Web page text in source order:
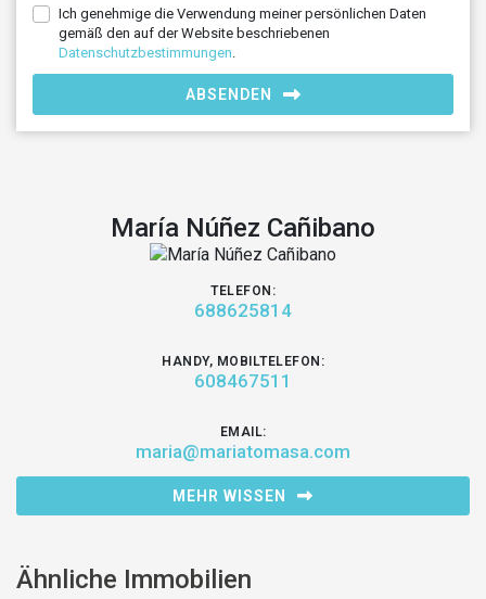
Ich genehmige die Verwendung meiner persönlichen Daten
gemäß den auf der Website beschriebenen
Datenschutzbestimmungen
ABSENDEN
María Núñez Cañibano
TELEFON:
688625814
HANDY, MOBILTELEFON:
608467511
EMAIL:
maria@mariatomasa.com
MEHR WISSEN
Ähnliche Immobilien